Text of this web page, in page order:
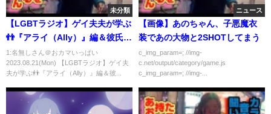
未分類
【LGBTラジオ】ゲイ夫夫が学ぶ
👬『アライ（Ally）』編＆彼氏に
バイセクシュアルをカミングア
ウトすべき🤔❓ (＃56)【ベスラ
ジ】
1:名無しさん＠おカマいっぱい
2023.08.21(Mon) 【LGBTラジオ】ゲイ夫
夫が学ぶ👬『アライ（Ally）』編＆彼...
ニュース
【画像】あのちゃん、子悪魔衣
装であの大物と2SHOTしてまう
c_img_param=; //img-
c.net/output/category/game.js
c_img_param=; //img-...